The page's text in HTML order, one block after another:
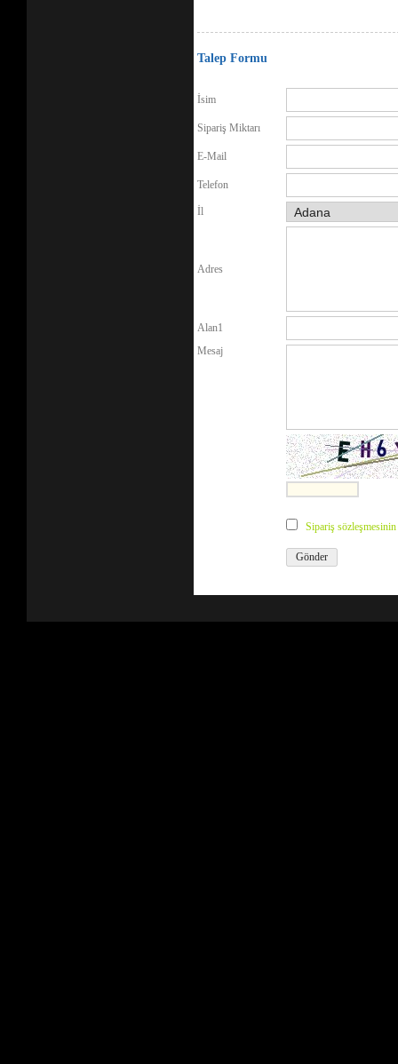
Talep Formu
İsim
Sipariş Miktarı
E-Mail
Telefon
İl
Adres
Alan1
Mesaj
Sipariş sözleşmesinin